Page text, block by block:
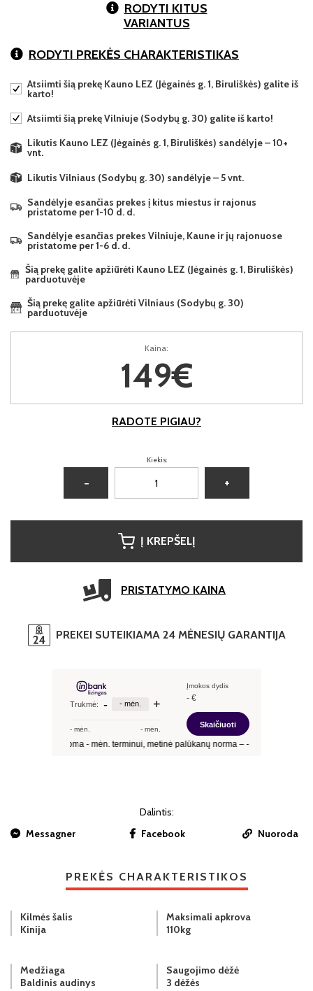
RODYTI KITUS
VARIANTUS
RODYTI PREKĖS CHARAKTERISTIKAS
Atsiimti šią prekę Kauno LEZ (Jėgainės g. 1, Biruliškės) galite iš
karto!
Atsiimti šią prekę Vilniuje (Sodybų g. 30) galite iš karto!
Likutis Kauno LEZ (Jėgainės g. 1, Biruliškės) sandėlyje – 10+
vnt.
Likutis Vilniaus (Sodybų g. 30) sandėlyje – 5 vnt.
Sandėlyje esančias prekes į kitus miestus ir rajonus
pristatome per 1-10 d. d.
Sandėlyje esančias prekes Vilniuje, Kaune ir jų rajonuose
pristatome per 1-6 d. d.
Šią prekę galite apžiūrėti Kauno LEZ (Jėgainės g. 1, Biruliškės)
parduotuvėje
Šią prekę galite apžiūrėti Vilniaus (Sodybų g. 30)
parduotuvėje
Kaina:
149€
RADOTE PIGIAU?
Kiekis:
− +
Į KREPŠELĮ
PRISTATYMO KAINA
PREKEI SUTEIKIAMA 24 MĖNESIŲ GARANTIJA
Dalintis:
Messagner
Facebook Nuoroda
PREKĖS CHARAKTERISTIKOS
Kilmės šalis
Kinija
Maksimali apkrova
110kg
Medžiaga
Baldinis audinys
Saugojimo dėžė
3 dėžės